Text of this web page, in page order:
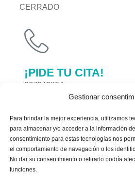
Gestionar
Para brindar la mejor experiencia, utilizamos
para almacenar y/o acceder a la información
consentimiento para estas tecnologías nos
el comportamiento de navegación o los
No dar su consentimiento o retirarlo podría
funciones.
CERRADO
¡PIDE TU CITA!
967040804
¿NECESITAS CITA